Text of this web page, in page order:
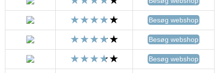
Besøg webshop
Besøg webshop
Besøg webshop